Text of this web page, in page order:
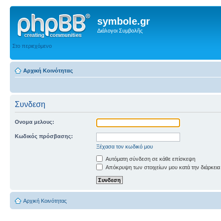
symbole.gr
Διάλογοι Συμβολῆς
Στο περιεχόμενο
Αρχική Κοινότητας
Συνδεση
Ονομα μελους:
Κωδικός πρόσβασης:
Ξέχασα τον κωδικό μου
Αυτόματη σύνδεση σε κάθε επίσκεψη
Απόκρυψη των στοιχείων μου κατά την
Αρχική Κοινότητας